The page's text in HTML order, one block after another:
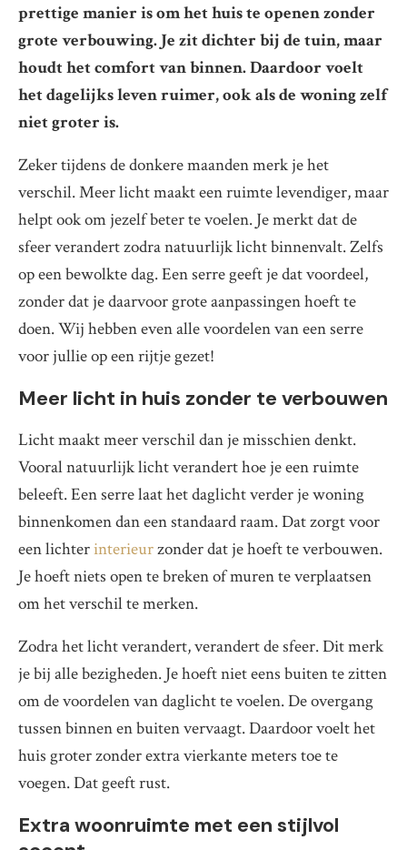
prettige manier is om het huis te openen zonder
grote verbouwing. Je zit dichter bij de tuin, maar
houdt het comfort van binnen. Daardoor voelt
het dagelijks leven ruimer, ook als de woning zelf
niet groter is.
Zeker tijdens de donkere maanden merk je het
verschil. Meer licht maakt een ruimte levendiger, maar
helpt ook om jezelf beter te voelen. Je merkt dat de
sfeer verandert zodra natuurlijk licht binnenvalt. Zelfs
op een bewolkte dag. Een serre geeft je dat voordeel,
zonder dat je daarvoor grote aanpassingen hoeft te
doen. Wij hebben even alle voordelen van een serre
voor jullie op een rijtje gezet!
Meer licht in huis zonder te verbouwen
Licht maakt meer verschil dan je misschien denkt.
Vooral natuurlijk licht verandert hoe je een ruimte
beleeft. Een serre laat het daglicht verder je woning
binnenkomen dan een standaard raam. Dat zorgt voor
een lichterinterieurzonder dat je hoeft te verbouwen.
Je hoeft niets open te breken of muren te verplaatsen
om het verschil te merken.
Zodra het licht verandert, verandert de sfeer. Dit merk
je bij alle bezigheden. Je hoeft niet eens buiten te zitten
om de voordelen van daglicht te voelen. De overgang
tussen binnen en buiten vervaagt. Daardoor voelt het
huis groter zonder extra vierkante meters toe te
voegen. Dat geeft rust.
Extra woonruimte met een stijlvol